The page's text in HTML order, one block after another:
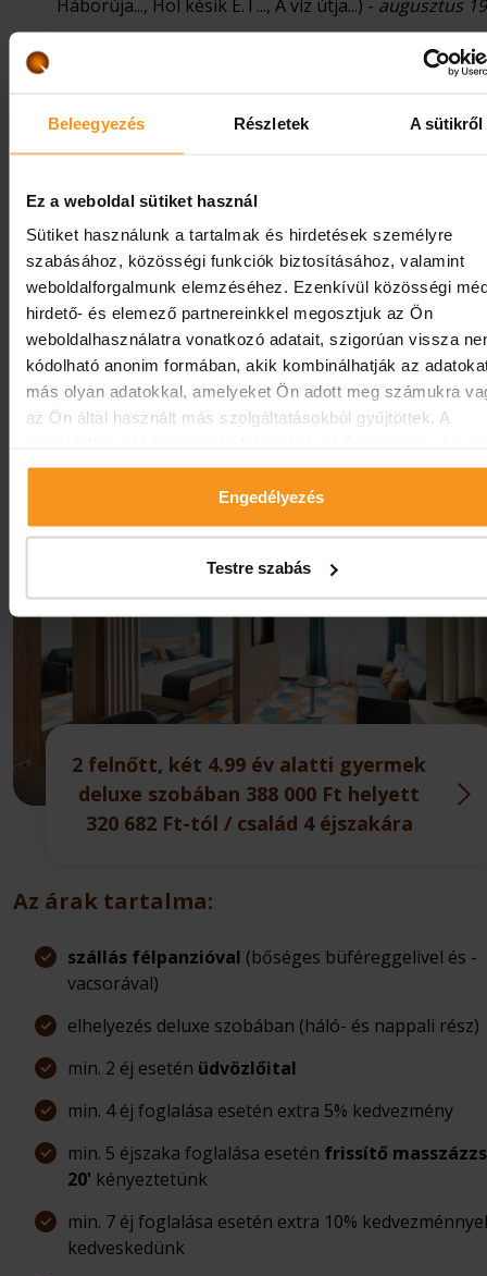
Beleegyezés Részletek A sütikről
Ez a weboldal sütiket használ
Sütiket használunk a tartalmak és hirdetések személyre
szabásához, közösségi funkciók biztosításához, valamint
weboldalforgalmunk elemzéséhez. Ezenkívül közösségi
hirdető- és elemező partnereinkkel megosztjuk az Ön
weboldalhasználatra vonatkozó adatait, szigorúan vissza
kódolható anonim formában, akik kombinálhatják az
más olyan adatokkal, amelyeket Ön adott meg számukra
az Ön által használt más szolgáltatásokból gyűjtöttek. A
használatához.
Engedélyezés
Testre szabás
Háborúja..., Hol késik E.T..., A víz útja...) - augusztus
mesés kézműves alkotó
biológia tanár és meseterapeuta
Kristály hangtálas relaxációs hangfürdő a belső
egyensúlyért,Pajer Gyöngyi
Tematikusan visszatérő programjaink
2 felnőtt, két 4.99 év alatti gyermek
deluxe szobában 388 000 Ft helyett
320 682 Ft-tól / család 4 éjszakára
Az árak tartalma:
szállás félpanzióval (bőséges büféreggelivel és -
vacsorával)
elhelyezés deluxe szobában (háló- és nappali rész)
min. 2 éj esetén üdvözlőital
min. 4 éj foglalása esetén extra 5% kedvezmény
min. 5 éjszaka foglalása esetén frissítő
20' kényeztetünk
min. 7 éj foglalása esetén extra 10% kedvezménnyel
kedveskedünk